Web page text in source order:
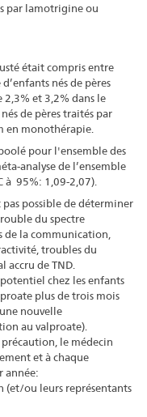
par lamotrigine ou
était compris entre
nés de pères
et 3,2% dans le
de pères traités par
en monothérapie.
pour l'ensemble des
analyse de l’ensemble
à 95%: 1,09-2,07).
possible de déterminer
du spectre
la communication,
troubles du
de TND.
chez les enfants
plus de trois mois
nouvelle
au valproate).
le médecin
et à chaque
année:
(et/ou leurs représentants